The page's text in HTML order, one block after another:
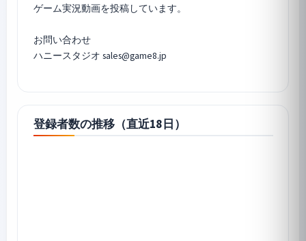
ゲーム実況動画を投稿しています。
お問い合わせ
ハニースタジオ sales@game8.jp
登録者数の推移（直近18日）